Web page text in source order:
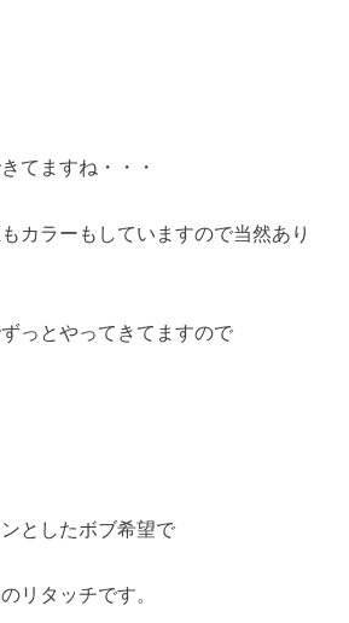
てますね・・・
カラーもしていますので当然あり
っとやってきてますので
としたボブ希望で
リタッチです。